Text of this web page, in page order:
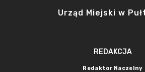
Urząd Miejski w
REDAKCJA
Redaktor Naczelny